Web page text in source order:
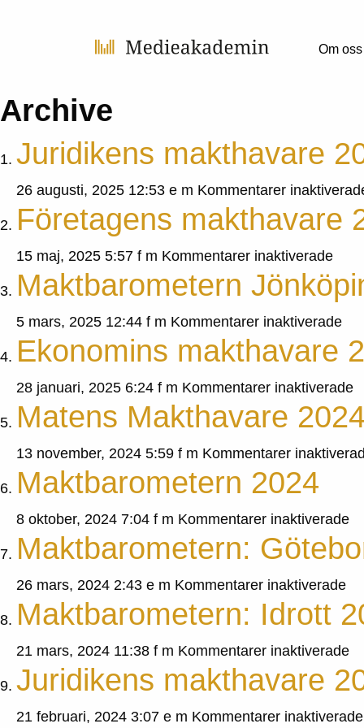
Om oss
Archive
Juridikens makthavare
26 augusti, 2025 12:53 e m Kommentarer
Företagens makthavare
15 maj, 2025 5:57 f m Kommentarer inaktiveradeför
2024
Maktbarometern
5 mars, 2025 12:44 f m Kommentarer inaktiveradeför
Ekonomins makthavare
28 januari, 2025 6:24 f m Kommentarer inaktiveradeför
Matens Makthavare 2024
13 november, 2024 5:59 f m Kommentarer
Maktbarometern 2024
8 oktober, 2024 7:04 f m Kommentarer inaktiveradeför
Maktbarometern:
26 mars, 2024 2:43 e m Kommentarer inaktiveradeför
Maktbarometern: Idrott
21 mars, 2024 11:38 f m Kommentarer inaktiveradeför
Juridikens makthavare
21 februari, 2024 3:07 e m Kommentarer inaktiverade